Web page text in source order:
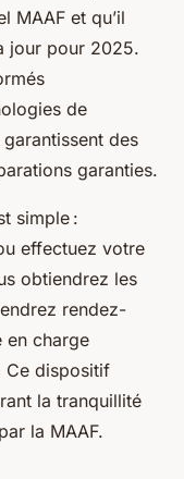
MAAF et qu’il
jour pour 2025.
de
des
garanties.
simple :
effectuez votre
obtiendrez les
rendez-
en charge
Ce dispositif
la tranquillité
la MAAF.